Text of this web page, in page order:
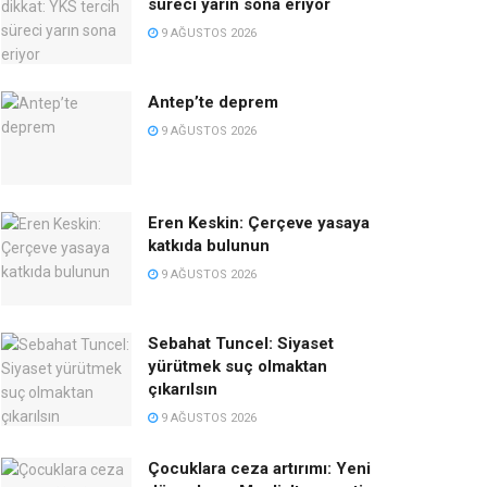
süreci yarın sona eriyor
9 AĞUSTOS 2026
Antep’te deprem
9 AĞUSTOS 2026
Eren Keskin: Çerçeve yasaya
katkıda bulunun
9 AĞUSTOS 2026
Sebahat Tuncel: Siyaset
yürütmek suç olmaktan
çıkarılsın
9 AĞUSTOS 2026
Çocuklara ceza artırımı: Yeni